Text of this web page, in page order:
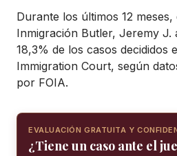
Durante los últimos 12
Inmigración Butler, Jeremy J.
18,3% de los casos decididos
Immigration Court, según
por FOIA.
EVALUACIÓN GRATUITA Y
¿Tiene un caso ante el